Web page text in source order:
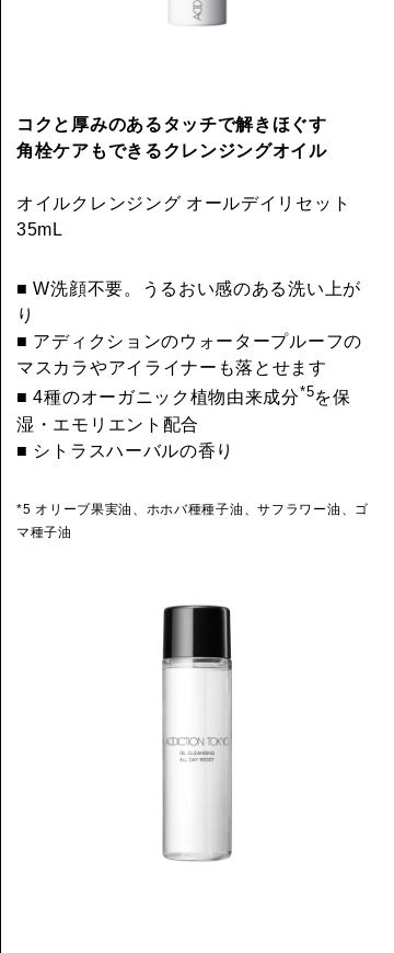
コクと厚みのあるタッチで解きほぐす
角栓ケアもできるクレンジングオイル
オイルクレンジング オールデイリセット
35mL
■ W洗顔不要。うるおい感のある洗い上が
り
■ アディクションのウォータープルーフの
マスカラやアイライナーも落とせます
■ 4種のオーガニック植物由来成分*5を保
湿・エモリエント配合
■ シトラスハーバルの香り
*5 オリーブ果実油、ホホバ種種子油、サフラワー油、ゴ
マ種子油